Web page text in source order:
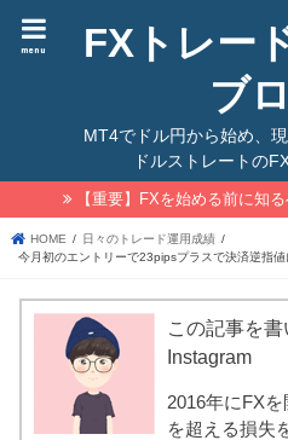
FXトレー
ブ
MT4でドル円から始め、
ドルストレートの
menu
【重要】FXを始める前に知
HOME
日々のトレード運用成績
今月初のエントリーで23pipsプラスで決済逆指
この記事を書
Instagram
2016年にFX
を超える損失